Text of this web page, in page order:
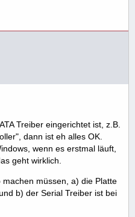
Treiber eingerichtet ist, z.B.
dann ist eh alles OK.
wenn es erstmal läuft,
geht wirklich.
müssen, a) die Platte
b) der Serial Treiber ist bei